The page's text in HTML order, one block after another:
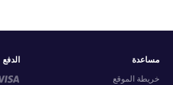
مساعدة
خريطة الموقع
الدفع